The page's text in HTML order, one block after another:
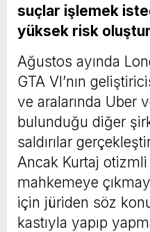
suçlar işlemek
yüksek risk
Ağustos ayında
GTA VI’nın
ve aralarında Uber
bulunduğu diğer
saldırılar
Ancak Kurtaj
mahkemeye
için jüriden söz
kastıyla yapıp